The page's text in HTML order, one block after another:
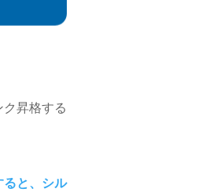
昇格する
ると、シル